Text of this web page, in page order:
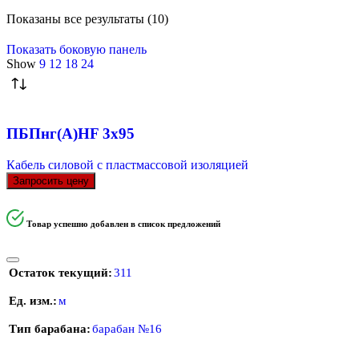
Показаны все результаты (10)Сортировка:
Показать боковую панель
Show 9 12 18 24
ПБПнг(А)HF 3х95
Кабель силовой с пластмассовой изоляцией
Запросить цену
Товар успешно добавлен в список предложений
Остаток текущий 311
Ед. изм. м
Тип барабана барабан №16